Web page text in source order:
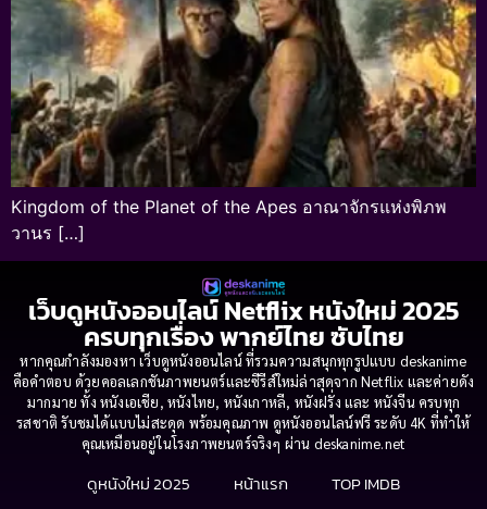
Kingdom of the Planet of the Apes อาณาจักรแห่งพิภพ
วานร […]
เว็บดูหนังออนไลน์ Netflix หนังใหม่ 2025
ครบทุกเรื่อง พากย์ไทย ซับไทย
หากคุณกำลังมองหา เว็บดูหนังออนไลน์ ที่รวมความสนุกทุกรูปแบบ deskanime
คือคำตอบ ด้วยคอลเลกชันภาพยนตร์และซีรีส์ใหม่ล่าสุดจาก Netflix และค่ายดัง
มากมาย ทั้ง หนังเอเชีย, หนังไทย, หนังเกาหลี, หนังฝรั่ง และ หนังจีน ครบทุก
รสชาติ รับชมได้แบบไม่สะดุด พร้อมคุณภาพ ดูหนังออนไลน์ฟรี ระดับ 4K ที่ทำให้
คุณเหมือนอยู่ในโรงภาพยนตร์จริงๆ ผ่าน deskanime.net
ดูหนังใหม่ 2025 หน้าแรก
TOP IMDB